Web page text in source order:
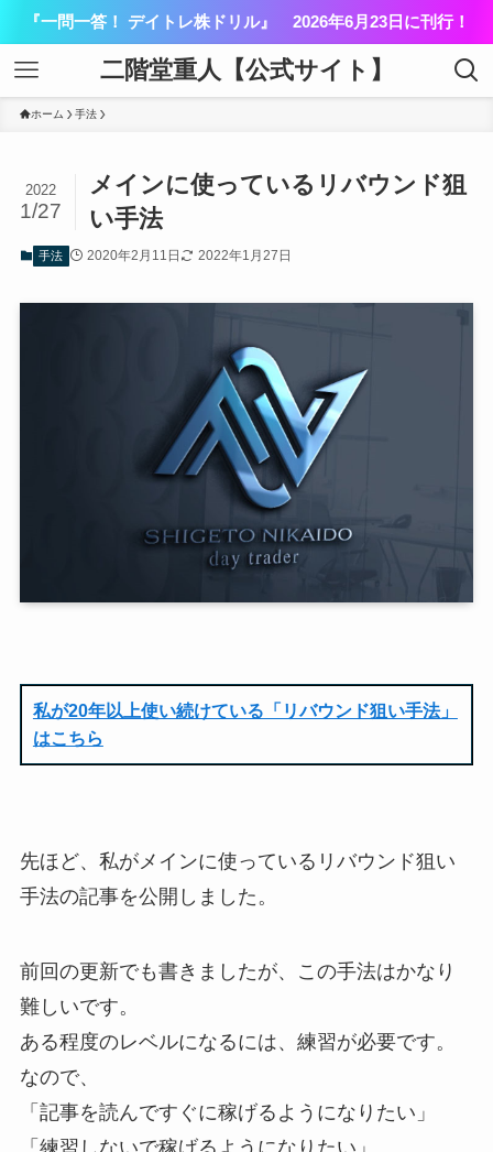
『一問一答！ デイトレ株ドリル』 2026年6月23日に刊行！
二階堂重人【公式サイト】
ホーム 手法
メインに使っているリバウンド狙
い手法
2022
1/27
手法 2020年2月11日 2022年1月27日
私が20年以上使い続けている「リバウンド狙い手法」
はこちら
先ほど、私がメインに使っているリバウンド狙い
手法の記事を公開しました。
前回の更新でも書きましたが、この手法はかなり
難しいです。
ある程度のレベルになるには、練習が必要です。
なので、
「記事を読んですぐに稼げるようになりたい」